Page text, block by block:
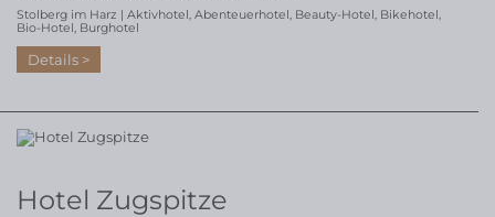
Stolberg im Harz | Aktivhotel, Abenteuerhotel, Beauty-Hotel, Bikehotel,
Bio-Hotel, Burghotel
Details
Hotel Zugspitze